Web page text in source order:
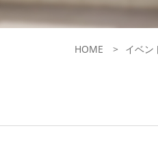
HOME イベン